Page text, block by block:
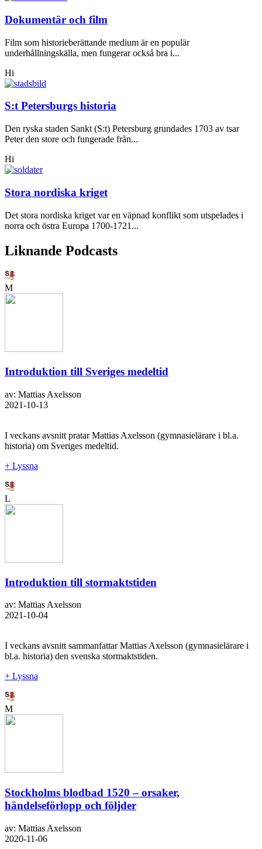
Dokumentär och film
Film som historieberättande medium är en populär
underhållningskälla, men fungerar också bra i...
Hi
S:t Petersburgs historia
Den ryska staden Sankt (S:t) Petersburg grundades 1703 av tsar
Peter den store och fungerade från...
Hi
Stora nordiska kriget
Det stora nordiska kriget var en väpnad konflikt som utspelades i
norra och östra Europa 1700-1721...
Liknande Podcasts
M
Introduktion till Sveriges medeltid
av: Mattias Axelsson
2021-10-13
I veckans avsnitt pratar Mattias Axelsson (gymnasielärare i bl.a.
historia) om Sveriges medeltid.
+ Lyssna
L
Introduktion till stormaktstiden
av: Mattias Axelsson
2021-10-04
I veckans avsnitt sammanfattar Mattias Axelsson (gymnasielärare i
bl.a. historia) den svenska stormaktstiden.
+ Lyssna
M
Stockholms blodbad 1520 – orsaker,
händelseförlopp och följder
av: Mattias Axelsson
2020-11-06